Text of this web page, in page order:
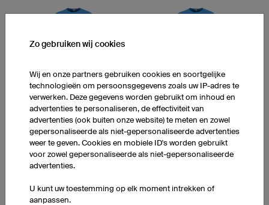
Aero Etape
Zo gebruiken wij cookies
Wij en onze partners gebruiken cookies en soortgelijke
technologieën om persoonsgegevens zoals uw IP-adres te
verwerken. Deze gegevens worden gebruikt om inhoud en
advertenties te personaliseren, de effectiviteit van
advertenties (ook buiten onze website) te meten en zowel
gepersonaliseerde als niet-gepersonaliseerde advertenties
weer te geven. Cookies en mobiele ID's worden gebruikt
voor zowel gepersonaliseerde als niet-gepersonaliseerde
advertenties.
U kunt uw toestemming op elk moment intrekken of
aanpassen.